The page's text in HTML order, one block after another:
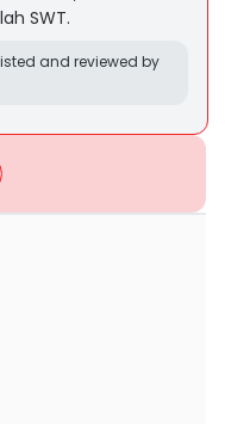
SWT.
and reviewed by